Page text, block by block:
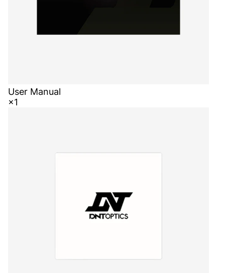
User Manual
×1